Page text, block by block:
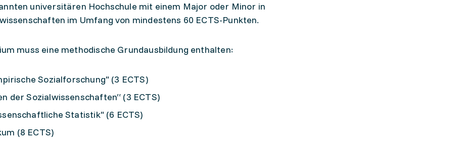
universitären Hochschule mit einem Major oder Minor in
im Umfang von mindestens 60 ECTS-Punkten.
muss eine methodische Grundausbildung enthalten:
Sozialforschung" (3 ECTS)
der Sozialwissenschaften“ (3 ECTS)
Statistik" (6 ECTS)
(8 ECTS)